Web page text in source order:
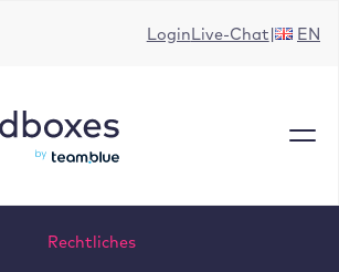
LoginLive-Chat EN
Rechtliches